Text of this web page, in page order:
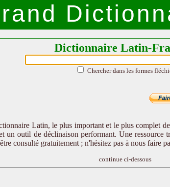
Dictionnaire Latin-
Chercher dans les formes
Latin, le plus important et le plus complet
un outil de déclinaison performant. Une ressource
consulté gratuitement ; n'hésitez pas à nous faire
continue ci-dessous